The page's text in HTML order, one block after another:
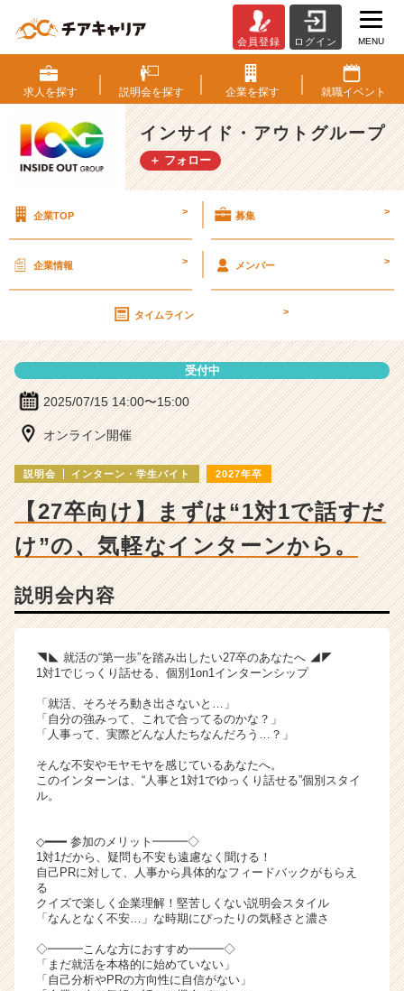
ン
サ
イ
ド・
ア
ウ
ー
説
明
ベ
ャ
ー・
長
企
業
ス
ウ
ト
届
く
活
サ
チ
ア
キ
ャ
リ
（C
h
会員登録 ログイン MENU
求人を探す 説明会を探す 企業を探す 就職イベント
インサイド・アウトグループ
＋ フォロー
企業TOP > 募集 >
企業情報 > メンバー >
タイムライン >
受付中
2025/07/15 14:00〜15:00
オンライン開催
説明会 インターン・学生バイト 2027年卒
【27卒向け】まずは“1対1で話すだ
け”の、気軽なインターンから。
説明会内容
◥◣ 就活の“第一歩”を踏み出したい27卒のあなたへ ◢◤
1対1でじっくり話せる、個別1on1インターンシップ
「就活、そろそろ動き出さないと…」
「自分の強みって、これで合ってるのかな？」
「人事って、実際どんな人たちなんだろう…？」
そんな不安やモヤモヤを感じているあなたへ。
このインターンは、“人事と1対1でゆっくり話せる”個別スタイ
ル。
◇━━━ 参加のメリット━━━◇
1対1だから、疑問も不安も遠慮なく聞ける！
自己PRに対して、人事から具体的なフィードバックがもらえ
る
クイズで楽しく企業理解！堅苦しくない説明会スタイル
「なんとなく不安…」な時期にぴったりの気軽さと濃さ
◇━━━こんな方におすすめ━━━◇
「まだ就活を本格的に始めていない」
「自己分析やPRの方向性に自信がない」